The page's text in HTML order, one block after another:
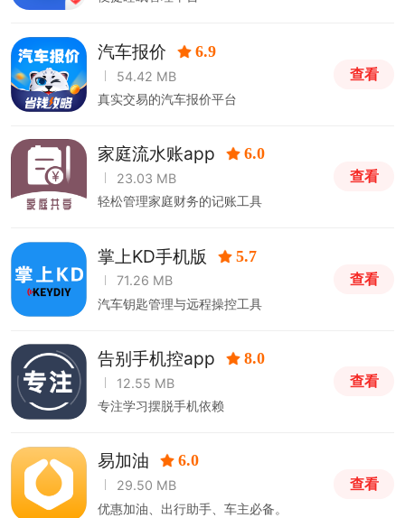
汽车报价 6.9
54.42 MB
真实交易的汽车报价平台
查看
家庭流水账app 6.0
23.03 MB
轻松管理家庭财务的记账工具
查看
掌上KD手机版 5.7
71.26 MB
汽车钥匙管理与远程操控工具
查看
告别手机控app 8.0
12.55 MB
专注学习摆脱手机依赖
查看
易加油 6.0
29.50 MB
优惠加油、出行助手、车主必备。
查看